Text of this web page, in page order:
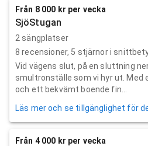
Från 8 000 kr per vecka
SjöStugan
2 sängplatser
8 recensioner, 5 stjärnor i
Vid vägens slut, på en sluttning
smultronställe som vi hyr ut. Med
och ett bekvämt boende fin...
Läs mer och se tillgänglighet för
Från 4 000 kr per vecka